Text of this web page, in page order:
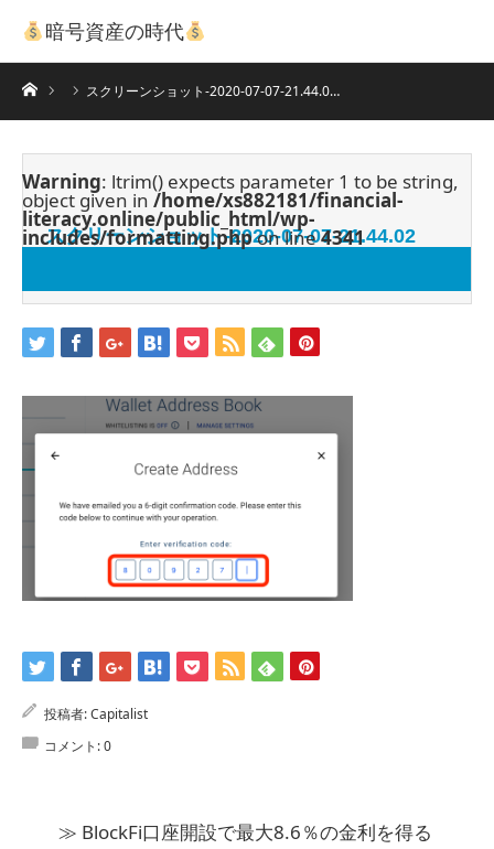
暗号資産の時代
ホーム スクリーンショット-2020-07-07-21.44.0…
Warning: ltrim() expects parameter 1 to be string,
object given in /home/xs882181/financial-
literacy.online/public_html/wp-
includes/formatting.phpon line4341
スクリーンショット-2020-07-07-21.44.02
投稿者:Capitalist
コメント:0
≫ BlockFi口座開設で最大8.6％の金利を得る